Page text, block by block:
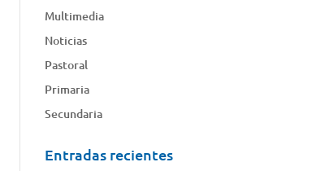
Multimedia
Noticias
Pastoral
Primaria
Secundaria
Entradas recientes